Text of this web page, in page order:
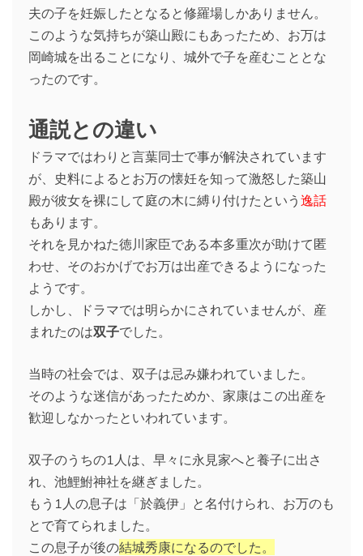
夫の子を妊娠したとなると修羅場しかありません。
このような気持ちが築山殿にもあったため、お万は
岡崎城を出ることになり、城外で子を産むこととな
ったのです。
通説との違い
ドラマではわりと言葉同士で事が解決されています
が、史料によるとお万の懐妊を知って激怒した築山
殿が彼女を裸にして庭の木に縛り付けたという 逸話
もあります。
それを見かねた徳川家臣である本多重次が助けて匿
わせ、そのおかげでお万は出産できるようになった
ようです。
しかし、ドラマでは明らかにされていませんが、産
まれたのは双子でした。
当時の社会では、双子は忌み嫌われていました。
そのような迷信があったためか、家康はこの出産を
歓迎しなかったといわれています。
双子のうちの1人は、早々に永見家へと養子に出さ
れ、池鯉鮒神社を継ぎました。
もう1人の息子は「於義伊」と名付けられ、お万のも
とで育てられました。
この息子が後の結城秀康になるのでした。